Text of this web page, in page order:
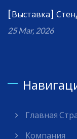
[Выставка]
25 Mar, 2026
Главная
Компания